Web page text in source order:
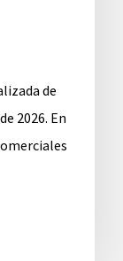
de
2026. En